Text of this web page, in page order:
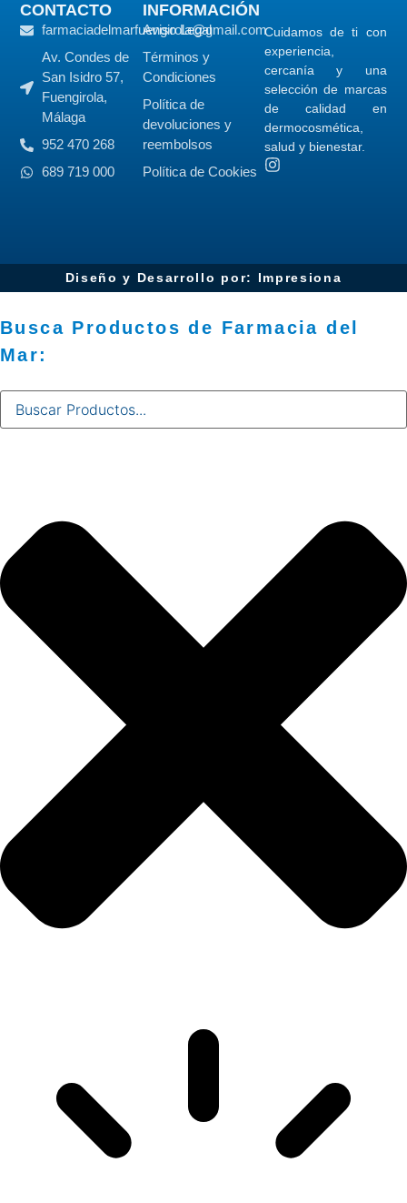
Cuidamos de ti con
experiencia,
cercanía y una
selección de marcas
de calidad en
dermocosmética,
salud y bienestar.
CONTACTO
farmaciadelmarfuengirola@gmail.com
Av. Condes de
San Isidro 57,
Fuengirola,
Málaga
952 470 268
689 719 000
INFORMACIÓN
Aviso Legal
Términos y
Condiciones
Política de
devoluciones y
reembolsos
Política de Cookies
Diseño y Desarrollo por: Impresiona​
Busca Productos de Farmacia del
Mar: